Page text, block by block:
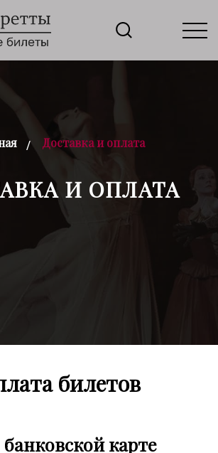
Доставка и оплата
И ОПЛАТА
билетов
карте